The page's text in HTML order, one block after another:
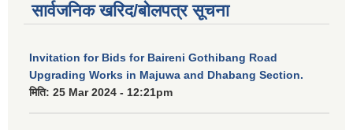
सार्वजनिक खरिद/बोलपत्र सूचना
Invitation for Bids for Baireni Gothibang Road
Upgrading Works in Majuwa and Dhabang Section.
मिति: 25 Mar 2024 - 12:21pm